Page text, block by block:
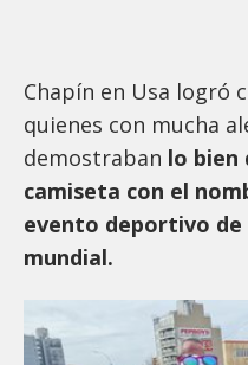
Chapín en Usa logró
quienes con mucha
demostraban lo bien
camiseta con el
evento deportivo
mundial.